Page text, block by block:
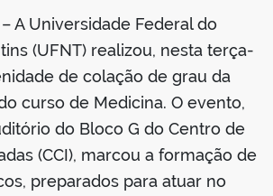
– A Universidade Federal do
(UFNT) realizou, nesta terça-
de colação de grau da
curso de Medicina. O evento,
do Bloco G do Centro de
(CCI), marcou a formação de
preparados para atuar no